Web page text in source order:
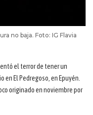
no baja. Foto: IG Flavia
el terror de tener un
en El Pedregoso, en Epuyén.
originado en noviembre por